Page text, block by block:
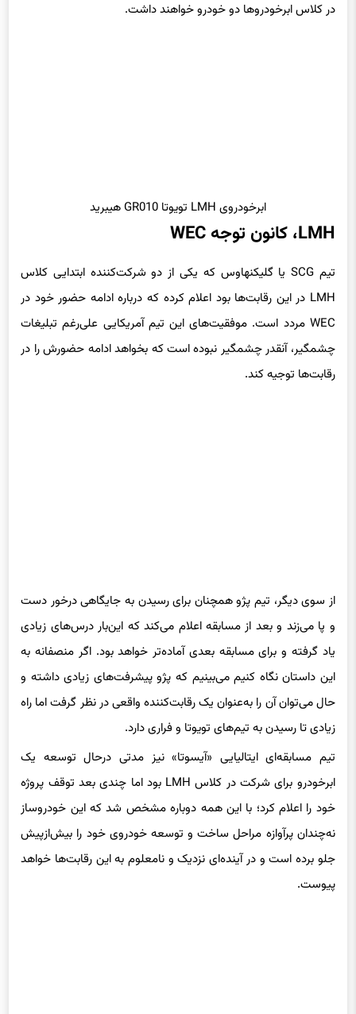
در کلاس ابرخودروها دو خودرو خواهند داشت.
ابرخودروی LMH تویوتا GR010 هیبرید
LMH، کانون توجه WEC
تیم SCG یا گلیکنهاوس که یکی از دو شرکت‌کننده ابتدایی کلاس
LMH در این رقابت‌ها بود اعلام کرده که درباره ادامه حضور خود در
WEC مردد است. موفقیت‌های این تیم آمریکایی علی‌رغم تبلیغات
چشمگیر، آنقدر چشمگیر نبوده است که بخواهد ادامه حضورش را در
رقابت‌ها توجیه کند.
از سوی دیگر، تیم پژو همچنان برای رسیدن به جایگاهی درخور دست
و پا می‌زند و بعد از مسابقه اعلام می‌کند که این‌بار درس‌های زیادی
یاد گرفته و برای مسابقه بعدی آماده‌تر خواهد بود. اگر منصفانه به
این داستان نگاه کنیم می‌بینیم که پژو پیشرفت‌های زیادی داشته و
حال می‌توان آن را به‌عنوان یک رقابت‌کننده واقعی در نظر گرفت اما راه
زیادی تا رسیدن به تیم‌های تویوتا و فراری دارد.
تیم مسابقه‌ای ایتالیایی «آیسوتا» نیز مدتی درحال توسعه یک
ابرخودرو برای شرکت در کلاس LMH بود اما چندی بعد توقف پروژه
خود را اعلام کرد؛ با این همه دوباره مشخص شد که این خودروساز
نه‌چندان پرآوازه مراحل ساخت و توسعه خودروی خود را بیش‌ازپیش
جلو برده است و در آینده‌ای نزدیک و نامعلوم به این رقابت‌ها خواهد
پیوست.